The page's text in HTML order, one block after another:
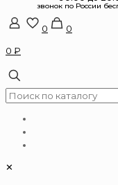
0
0
0 ₽
✕